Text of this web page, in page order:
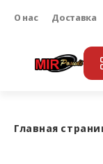
О нас Доставка
Главная